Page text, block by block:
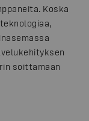
Koska
soittamaan